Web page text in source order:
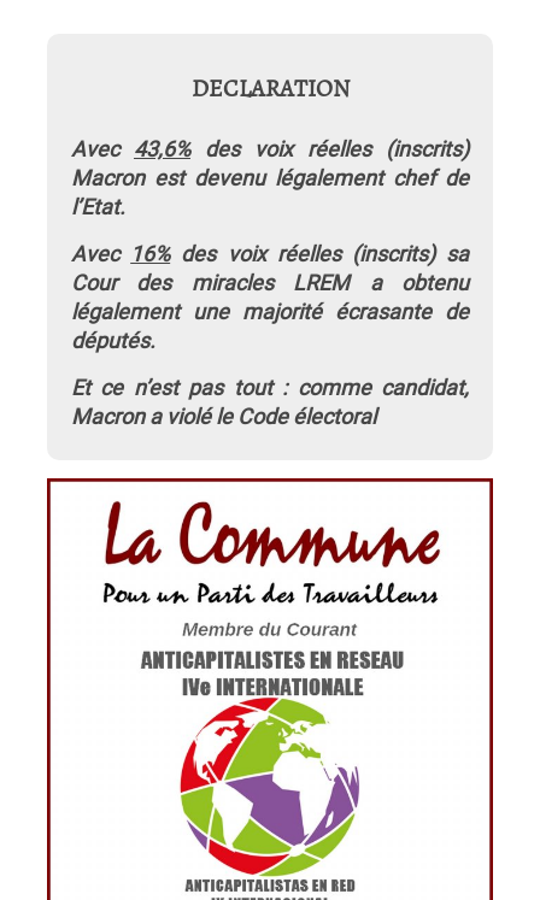
DECLARATION
Avec 43,6% des voix réelles (inscrits)
Macron est devenu légalement chef de
l’Etat.
Avec 16% des voix réelles (inscrits) sa
Cour des miracles LREM a obtenu
légalement une majorité écrasante de
députés.
Et ce n’est pas tout : comme candidat,
Macron a violé le Code électoral